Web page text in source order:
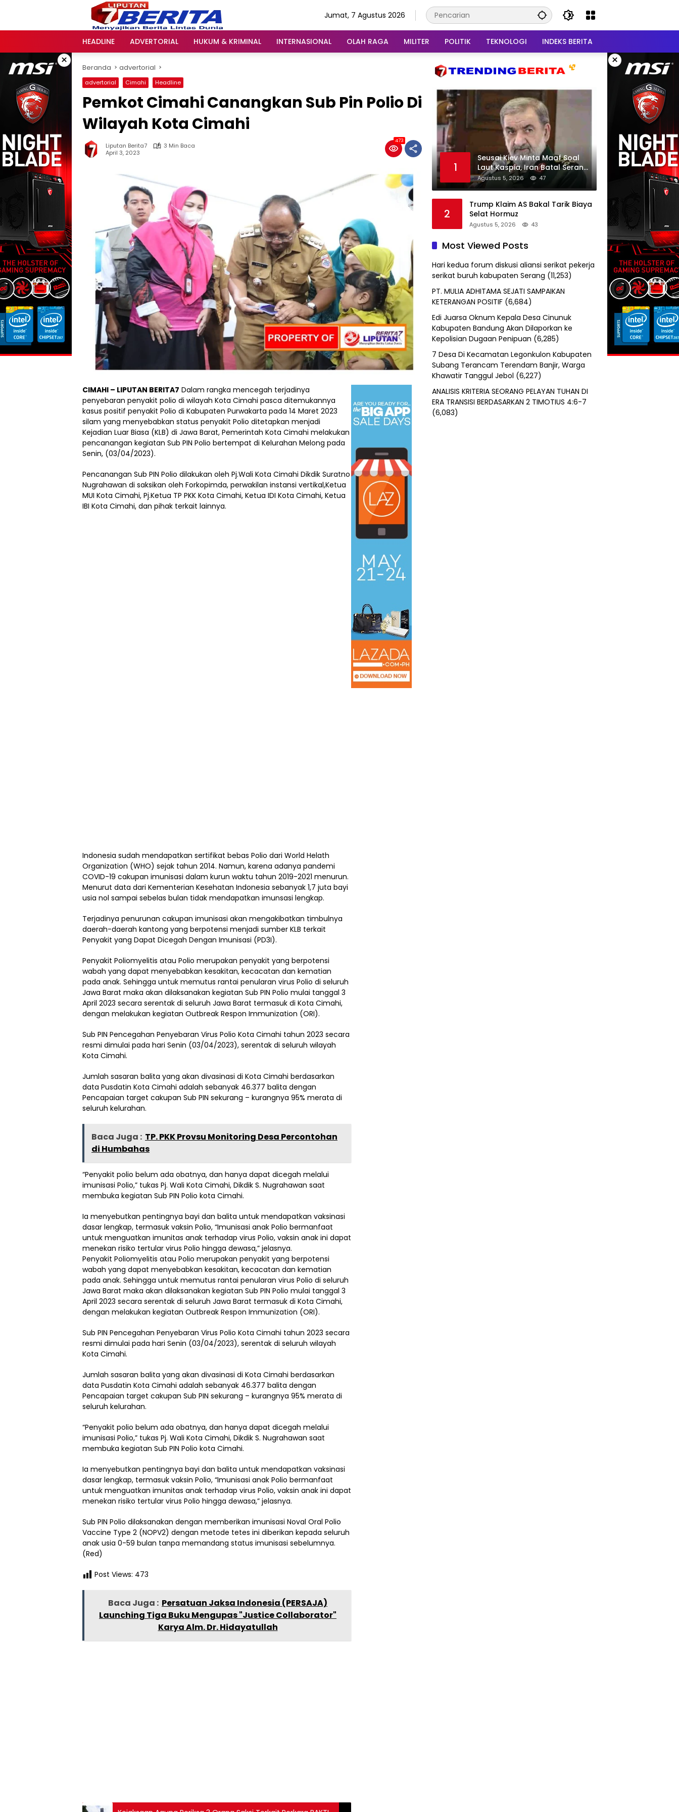
Jumat, 7 Agustus 2026
HEADLINE ADVERTORIAL HUKUM & KRIMINAL INTERNASIONAL OLAH RAGA MILITER POLITIK TEKNOLOGI INDEKS BERITA
× ×
Beranda advertorial
advertorial Cimahi Headline
Pemkot Cimahi Canangkan Sub Pin Polio Di
Wilayah Kota Cimahi
Liputan Berita7
3 Min Baca
April 3, 2023
473
CIMAHI – LIPUTAN BERITA7 Dalam rangka mencegah terjadinya
penyebaran penyakit polio di wilayah Kota Cimahi pasca ditemukannya
kasus positif penyakit Polio di Kabupaten Purwakarta pada 14 Maret 2023
silam yang menyebabkan status penyakit Polio ditetapkan menjadi
Kejadian Luar Biasa (KLB) di Jawa Barat, Pemerintah Kota Cimahi melakukan
pencanangan kegiatan Sub PIN Polio bertempat di Kelurahan Melong pada
Senin, (03/04/2023).
Pencanangan Sub PIN Polio dilakukan oleh Pj.Wali Kota Cimahi Dikdik Suratno
Nugrahawan di saksikan oleh Forkopimda, perwakilan instansi vertikal,Ketua
MUI Kota Cimahi, Pj.Ketua TP PKK Kota Cimahi, Ketua IDI Kota Cimahi, Ketua
IBI Kota Cimahi, dan pihak terkait lainnya.
Indonesia sudah mendapatkan sertifikat bebas Polio dari World Helath
Organization (WHO) sejak tahun 2014. Namun, karena adanya pandemi
COVID-19 cakupan imunisasi dalam kurun waktu tahun 2019-2021 menurun.
Menurut data dari Kementerian Kesehatan Indonesia sebanyak 1,7 juta bayi
usia nol sampai sebelas bulan tidak mendapatkan imunsasi lengkap.
Terjadinya penurunan cakupan imunisasi akan mengakibatkan timbulnya
daerah-daerah kantong yang berpotensi menjadi sumber KLB terkait
Penyakit yang Dapat Dicegah Dengan Imunisasi (PD3I).
Penyakit Poliomyelitis atau Polio merupakan penyakit yang berpotensi
wabah yang dapat menyebabkan kesakitan, kecacatan dan kematian
pada anak. Sehingga untuk memutus rantai penularan virus Polio di seluruh
Jawa Barat maka akan dilaksanakan kegiatan Sub PIN Polio mulai tanggal 3
April 2023 secara serentak di seluruh Jawa Barat termasuk di Kota Cimahi,
dengan melakukan kegiatan Outbreak Respon Immunization (ORI).
Sub PIN Pencegahan Penyebaran Virus Polio Kota Cimahi tahun 2023 secara
resmi dimulai pada hari Senin (03/04/2023), serentak di seluruh wilayah
Kota Cimahi.
Jumlah sasaran balita yang akan divasinasi di Kota Cimahi berdasarkan
data Pusdatin Kota Cimahi adalah sebanyak 46.377 balita dengan
Pencapaian target cakupan Sub PIN sekurang – kurangnya 95% merata di
seluruh kelurahan.
Baca Juga : TP. PKK Provsu Monitoring Desa Percontohan
di Humbahas
“Penyakit polio belum ada obatnya, dan hanya dapat dicegah melalui
imunisasi Polio,” tukas Pj. Wali Kota Cimahi, Dikdik S. Nugrahawan saat
membuka kegiatan Sub PIN Polio kota Cimahi.
Ia menyebutkan pentingnya bayi dan balita untuk mendapatkan vaksinasi
dasar lengkap, termasuk vaksin Polio, “Imunisasi anak Polio bermanfaat
untuk menguatkan imunitas anak terhadap virus Polio, vaksin anak ini dapat
menekan risiko tertular virus Polio hingga dewasa,” jelasnya.
Penyakit Poliomyelitis atau Polio merupakan penyakit yang berpotensi
wabah yang dapat menyebabkan kesakitan, kecacatan dan kematian
pada anak. Sehingga untuk memutus rantai penularan virus Polio di seluruh
Jawa Barat maka akan dilaksanakan kegiatan Sub PIN Polio mulai tanggal 3
April 2023 secara serentak di seluruh Jawa Barat termasuk di Kota Cimahi,
dengan melakukan kegiatan Outbreak Respon Immunization (ORI).
Sub PIN Pencegahan Penyebaran Virus Polio Kota Cimahi tahun 2023 secara
resmi dimulai pada hari Senin (03/04/2023), serentak di seluruh wilayah
Kota Cimahi.
Jumlah sasaran balita yang akan divasinasi di Kota Cimahi berdasarkan
data Pusdatin Kota Cimahi adalah sebanyak 46.377 balita dengan
Pencapaian target cakupan Sub PIN sekurang – kurangnya 95% merata di
seluruh kelurahan.
“Penyakit polio belum ada obatnya, dan hanya dapat dicegah melalui
imunisasi Polio,” tukas Pj. Wali Kota Cimahi, Dikdik S. Nugrahawan saat
membuka kegiatan Sub PIN Polio kota Cimahi.
Ia menyebutkan pentingnya bayi dan balita untuk mendapatkan vaksinasi
dasar lengkap, termasuk vaksin Polio, “Imunisasi anak Polio bermanfaat
untuk menguatkan imunitas anak terhadap virus Polio, vaksin anak ini dapat
menekan risiko tertular virus Polio hingga dewasa,” jelasnya.
Sub PIN Polio dilaksanakan dengan memberikan imunisasi Noval Oral Polio
Vaccine Type 2 (NOPV2) dengan metode tetes ini diberikan kepada seluruh
anak usia 0-59 bulan tanpa memandang status imunisasi sebelumnya.
(Red)
Post Views: 473
Baca Juga : Persatuan Jaksa Indonesia (PERSAJA)
Launching Tiga Buku Mengupas "Justice Collaborator"
Karya Alm. Dr. Hidayatullah
1
Seusai Kiev Minta Maaf Soal
Laut Kaspia, Iran Batal Serang
Ukraina
Agustus 5, 2026 47
2
Trump Klaim AS Bakal Tarik Biaya
Selat Hormuz
Agustus 5, 2026 43
Most Viewed Posts
Hari kedua forum diskusi aliansi serikat pekerja
serikat buruh kabupaten Serang (11,253)
PT. MULIA ADHITAMA SEJATI SAMPAIKAN
KETERANGAN POSITIF (6,684)
Edi Juarsa Oknum Kepala Desa Cinunuk
Kabupaten Bandung Akan Dilaporkan ke
Kepolisian Dugaan Penipuan (6,285)
7 Desa Di Kecamatan Legonkulon Kabupaten
Subang Terancam Terendam Banjir, Warga
Khawatir Tanggul Jebol (6,227)
ANALISIS KRITERIA SEORANG PELAYAN TUHAN DI
ERA TRANSISI BERDASARKAN 2 TIMOTIUS 4:6-7
(6,083)